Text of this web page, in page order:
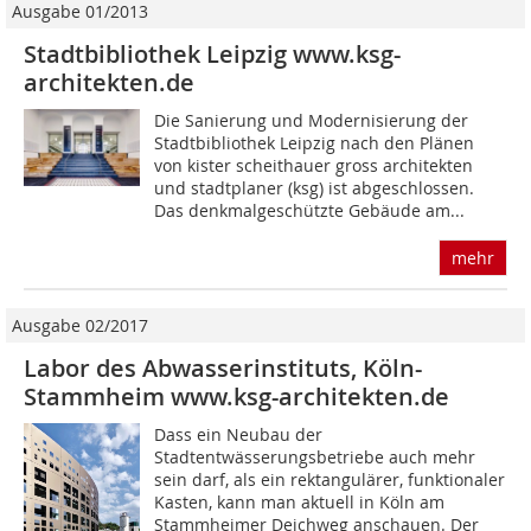
Ausgabe 01/2013
Stadtbibliothek Leipzig www.ksg-
architekten.de
Die Sanierung und Modernisierung der
Stadt­bibliothek Leipzig nach den Plänen
von kister scheithauer gross architekten
und stadtplaner (ksg) ist abgeschlossen.
Das denkmalgeschützte Gebäude am...
mehr
Ausgabe 02/2017
Labor des Abwasserinstituts, Köln-
Stammheim www.ksg-architekten.de
Dass ein Neubau der
Stadtentwässerungsbetriebe auch mehr
sein darf, als ein rektangulärer, funktionaler
Kasten, kann man aktuell in Köln am
Stammheimer Deichweg anschauen. Der